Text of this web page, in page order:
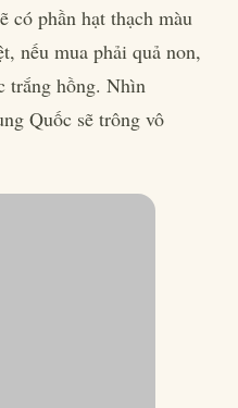
có phần hạt thạch màu
nếu mua phải quả non,
trắng hồng. Nhìn
Quốc sẽ trông vô